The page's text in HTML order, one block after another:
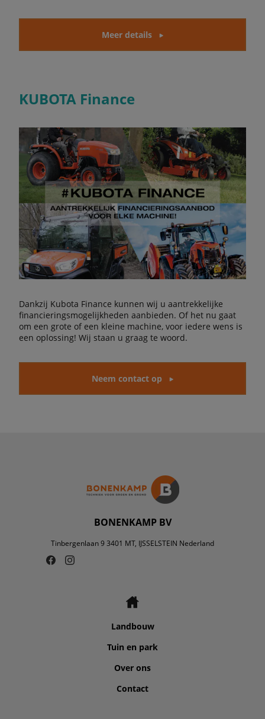
Meer details
KUBOTA Finance
Dankzij Kubota Finance kunnen wij u aantrekkelijke
financieringsmogelijkheden aanbieden. Of het nu gaat
om een grote of een kleine machine, voor iedere wens is
een oplossing! Wij staan u graag te woord.
Neem contact op
BONENKAMP BV
Tinbergenlaan 9 3401 MT, IJSSELSTEIN Nederland
Landbouw
Tuin en park
Over ons
Contact